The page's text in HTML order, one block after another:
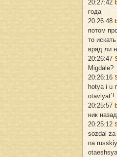
20:27:42
года
20:26:48
потом
то
вряд ли
20:26:47
Migdale?
20:26:16
hotya i u
otavlyat`!
20:25:57
ник
20:25:12
sozdal za
na